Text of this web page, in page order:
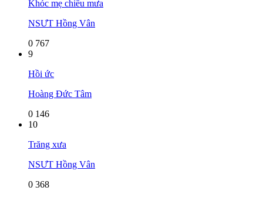
Khóc mẹ chiều mưa
NSƯT Hồng Vân
0 767
9
Hồi ức
Hoàng Đức Tâm
0 146
10
Trăng xưa
NSƯT Hồng Vân
0 368